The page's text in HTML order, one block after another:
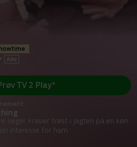
•
søger Frasier trøst i jagten på en køn
interesse for ham.
TV 2 Play*